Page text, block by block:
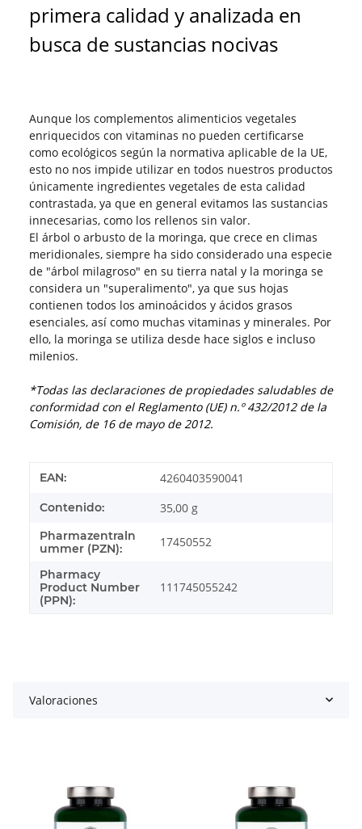
primera calidad y analizada en
busca de sustancias nocivas
Aunque los complementos alimenticios vegetales
enriquecidos con vitaminas no pueden certificarse
como ecológicos según la normativa aplicable de la UE,
esto no nos impide utilizar en todos nuestros productos
únicamente ingredientes vegetales de esta calidad
contrastada, ya que en general evitamos las sustancias
innecesarias, como los rellenos sin valor.
El árbol o arbusto de la moringa, que crece en climas
meridionales, siempre ha sido considerado una especie
de "árbol milagroso" en su tierra natal y la moringa se
considera un "superalimento", ya que sus hojas
contienen todos los aminoácidos y ácidos grasos
esenciales, así como muchas vitaminas y minerales. Por
ello, la moringa se utiliza desde hace siglos e incluso
milenios.
*Todas las declaraciones de propiedades saludables de
conformidad con el Reglamento (UE) n.º 432/2012 de la
Comisión, de 16 de mayo de 2012.
EAN: 4260403590041
Contenido: 35,00 g
Pharmazentraln
ummer (PZN):
17450552
Pharmacy
Product Number
(PPN):
111745055242
Valoraciones